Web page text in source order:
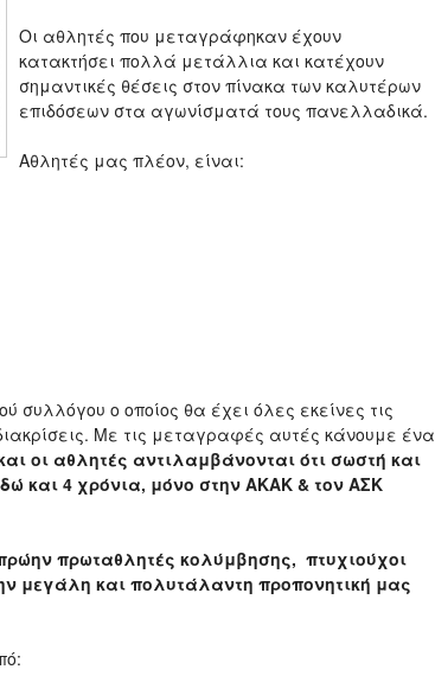
Οι αθλητές που μεταγράφηκαν έχουν
κατακτήσει πολλά μετάλλια και κατέχουν
σημαντικές θέσεις στον πίνακα των καλυτέρων
επιδόσεων στα αγωνίσματά τους πανελλαδικά.
Αθλητές μας πλέον, είναι:
ο οποίος θα έχει όλες εκείνες τις
Με τις μεταγραφές αυτές κάνουμε ένα
οι αθλητές αντιλαμβάνονται ότι σωστή και
και 4 χρόνια, μόνο στην ΑΚΑΚ & τον ΑΣΚ
πρωταθλητές κολύμβησης, πτυχιούχοι
μεγάλη και πολυτάλαντη προπονητική μας